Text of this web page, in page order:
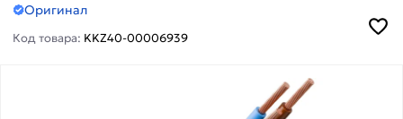
Оригинал
Код товара: KKZ40-00006939